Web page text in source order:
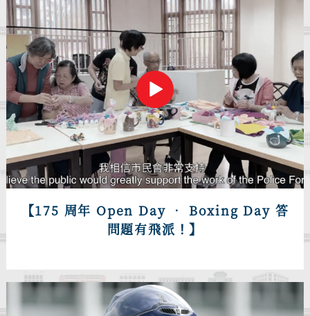
【175 周年 Open Day • Boxing Day 答
問題有飛派！】